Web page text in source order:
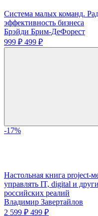
Система малых команд.
эффективность бизнеса
Брэйди Брим-ДеФорест
999 ₽ 499 ₽
-17%
Настольная книга project-
управлять IT, digital и
российских реалий
Владимир Завертайлов
2 599 ₽ 499 ₽